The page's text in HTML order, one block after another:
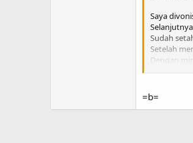
Saya
Sudah
Setelah
Dengan
Itulah
Kesaksian
=b=